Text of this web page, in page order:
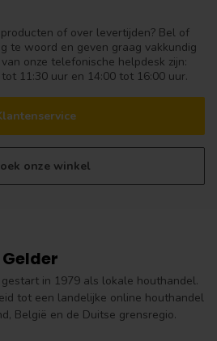
of over levertijden? Bel of
te woord en geven graag vakkundig
onze telefonische helpdesk zijn:
11:30 uur en 14:00 tot 16:00 uur.
onze winkel
in 1979 als lokale houthandel.
tot een landelijke online houthandel
België en de Duitse grensregio.